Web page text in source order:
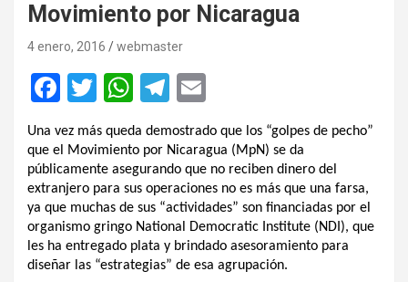
Movimiento por Nicaragua
4 enero, 2016 webmaster
F
ce
b
o
o
k
T
tt
er
W
h
at
s
A
p
p
T
el
e
gr
a
m
m
ail
Una vez más queda demostrado que los “golpes de pecho”
que el Movimiento por Nicaragua (MpN) se da
públicamente asegurando que no reciben dinero del
extranjero para sus operaciones no es más que una farsa,
ya que muchas de sus “actividades” son financiadas por el
organismo gringo National Democratic Institute (NDI), que
les ha entregado plata y brindado asesoramiento para
diseñar las “estrategias” de esa agrupación.